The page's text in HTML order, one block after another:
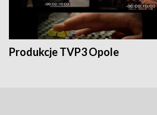
Produkcje TVP3 Opole